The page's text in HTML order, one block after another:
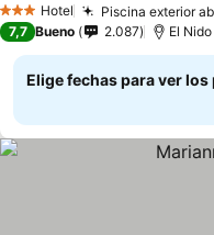
3 Estrellas
Hotel Piscina exterior
7,7 Bueno 2.087 El Nido
Elige fechas para ver